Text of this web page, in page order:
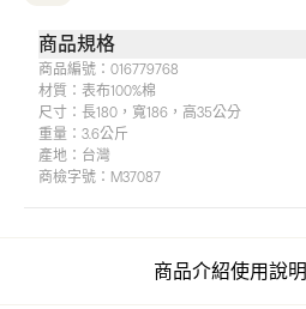
商品規格
商品編號： 016779768
材質： 表布100%棉
尺寸： 長180，寬186，高35公分
重量： 3.6公斤
產地： 台灣
商檢字號： M37087
商品介紹使用說明